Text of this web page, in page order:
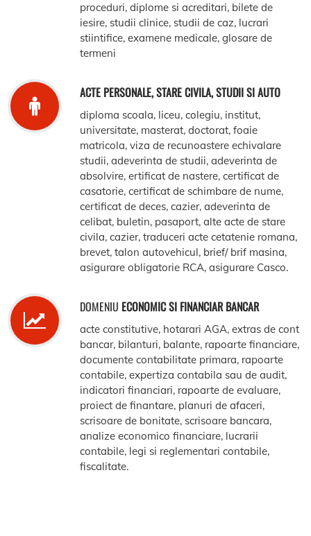
proceduri, diplome si acreditari, bilete de
iesire, studii clinice, studii de caz, lucrari
stiintifice, examene medicale, glosare de
termeni
ACTE PERSONALE, STARE CIVILA, STUDII SI AUTO
diploma scoala, liceu, colegiu, institut,
universitate, masterat, doctorat, foaie
matricola, viza de recunoastere echivalare
studii, adeverinta de studii, adeverinta de
absolvire, ertificat de nastere, certificat de
casatorie, certificat de schimbare de nume,
certificat de deces, cazier, adeverinta de
celibat, buletin, pasaport, alte acte de stare
civila, cazier, traduceri acte cetatenie romana,
brevet, talon autovehicul, brief/ brif masina,
asigurare obligatorie RCA, asigurare Casco.
DOMENIU ECONOMIC SI FINANCIAR BANCAR
acte constitutive, hotarari AGA, extras de cont
bancar, bilanturi, balante, rapoarte financiare,
documente contabilitate primara, rapoarte
contabile, expertiza contabila sau de audit,
indicatori financiari, rapoarte de evaluare,
proiect de finantare, planuri de afaceri,
scrisoare de bonitate, scrisoare bancara,
analize economico financiare, lucrarii
contabile, legi si reglementari contabile,
fiscalitate.